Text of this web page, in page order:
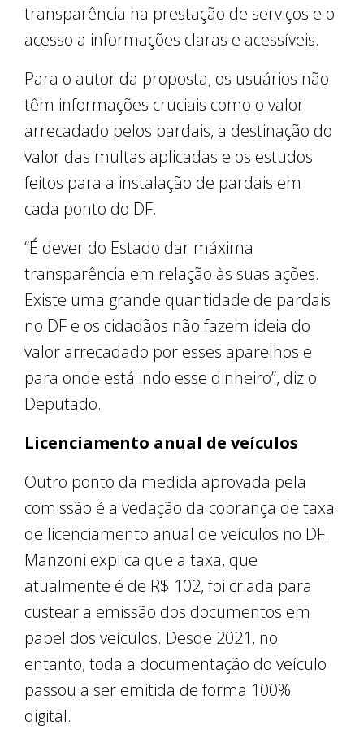
transparência na prestação de serviços e o
acesso a informações claras e acessíveis.
Para o autor da proposta, os usuários não
têm informações cruciais como o valor
arrecadado pelos pardais, a destinação do
valor das multas aplicadas e os estudos
feitos para a instalação de pardais em
cada ponto do DF.
“É dever do Estado dar máxima
transparência em relação às suas ações.
Existe uma grande quantidade de pardais
no DF e os cidadãos não fazem ideia do
valor arrecadado por esses aparelhos e
para onde está indo esse dinheiro”, diz o
Deputado.
Licenciamento anual de veículos
Outro ponto da medida aprovada pela
comissão é a vedação da cobrança de taxa
de licenciamento anual de veículos no DF.
Manzoni explica que a taxa, que
atualmente é de R$ 102, foi criada para
custear a emissão dos documentos em
papel dos veículos. Desde 2021, no
entanto, toda a documentação do veículo
passou a ser emitida de forma 100%
digital.